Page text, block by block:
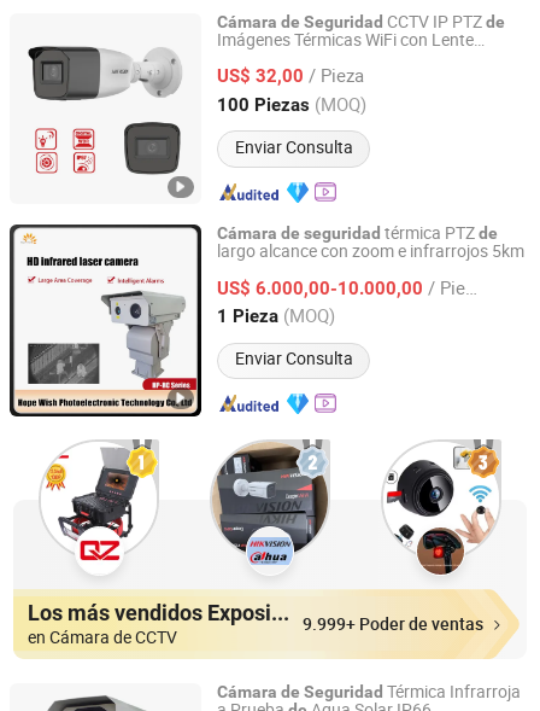
Cámara de Seguridad CCTV IP PTZde
Imágenes Térmicas WiFi con Lente
40m
US$ 32,00 / Pieza
100 Piezas (MOQ)
Enviar Consulta
Shanghai Future Vision Technology Co., Ltd.
Shanghai, China Desde 2022
Cámara de seguridad térmica PTZde
largo alcance con zoom e infrarrojos 5km
US$ 6.000,00-10.000,00 / Pieza
1 Pieza (MOQ)
Enviar Consulta
Jinan Hope Wish Photoelectronic Technology Co., Ltd.
Shandong, China Desde 2015
Los más vendidos Expositores
en Cámara de CCTV
9.999+ Poder de ventas
Cámara de Seguridad Térmica Infrarroja